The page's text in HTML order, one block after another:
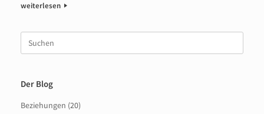
weiterlesen
Suche
Der Blog
Beziehungen (20)